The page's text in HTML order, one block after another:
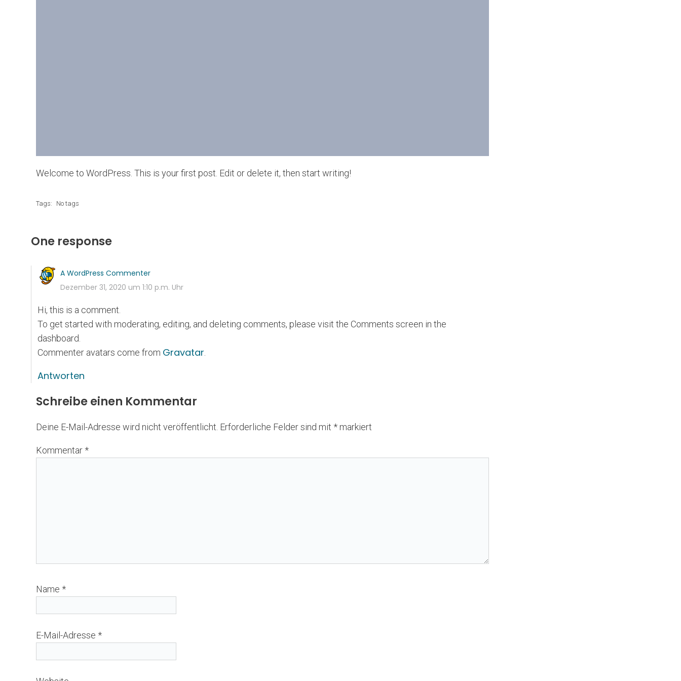
Welcome to WordPress. This is your first post. Edit or delete it, then start writing!
Tags: No tags
One response
A WordPress Commenter
Dezember 31, 2020 um 1:10 p.m. Uhr
Hi, this is a comment.
To get started with moderating, editing, and deleting comments, please visit the Comments screen in the
dashboard.
Commenter avatars come from Gravatar
Antworten
Schreibe einen Kommentar
Deine E-Mail-Adresse wird nicht veröffentlicht. Erforderliche Felder sind mit * markiert
Kommentar *
Name *
E-Mail-Adresse *